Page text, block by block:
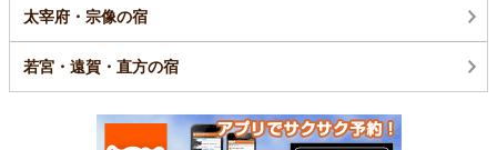
太宰府・宗像の宿
若宮・遠賀・直方の宿